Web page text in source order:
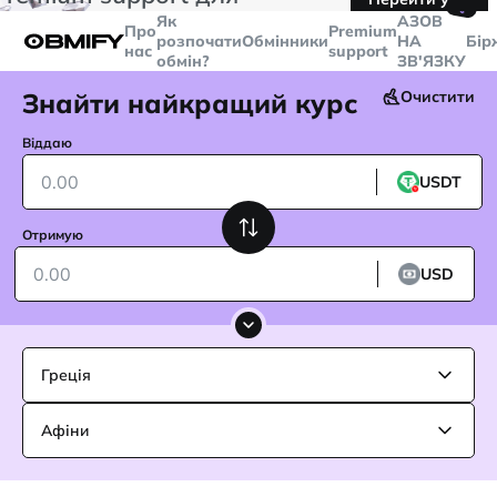
більше
Telegram
Про
нас
Як
розпочати
обмін?
ОбмінникиPremium
support
🤙
AЗОВ
НА
ЗВ'ЯЗКУ
Знайти найкращий курс Очистити
Віддаю
USDT
Отримую
USD
Греція
Афіни